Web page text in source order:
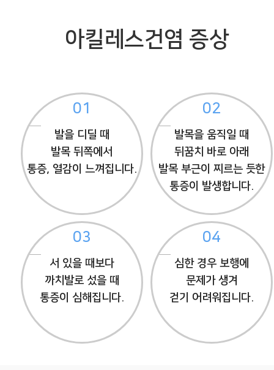
아킬레스건염 증상
01
발을 디딜 때
발목 뒤쪽에서
통증, 열감이 느껴집니다.
02
발목을 움직일 때
뒤꿈치 바로 아래
발목 부근이 찌르는 듯한
통증이 발생합니다.
03
서 있을 때보다
까치발로 섰을 때
통증이 심해집니다.
04
심한 경우 보행에
문제가 생겨
걷기 어려워집니다.